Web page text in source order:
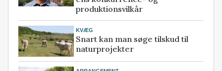
produktionsvilkår
KVÆG
Snart kan man søge tilskud til
naturprojekter